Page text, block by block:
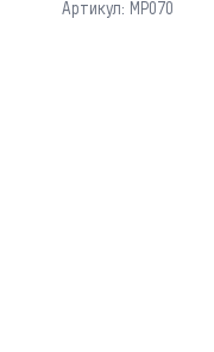
Артикул: MP070